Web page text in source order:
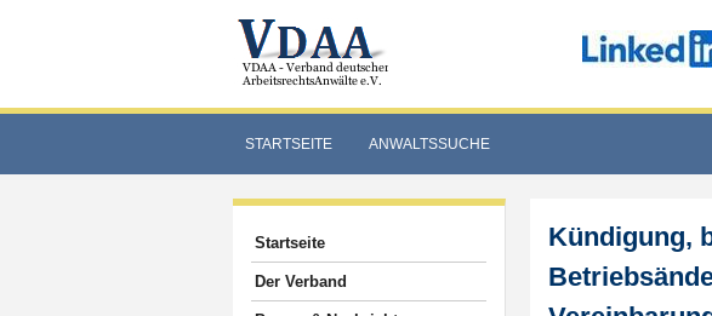
STARTSEITE ANWALTSSUCHE
Startseite
Der Verband
Kündigung,